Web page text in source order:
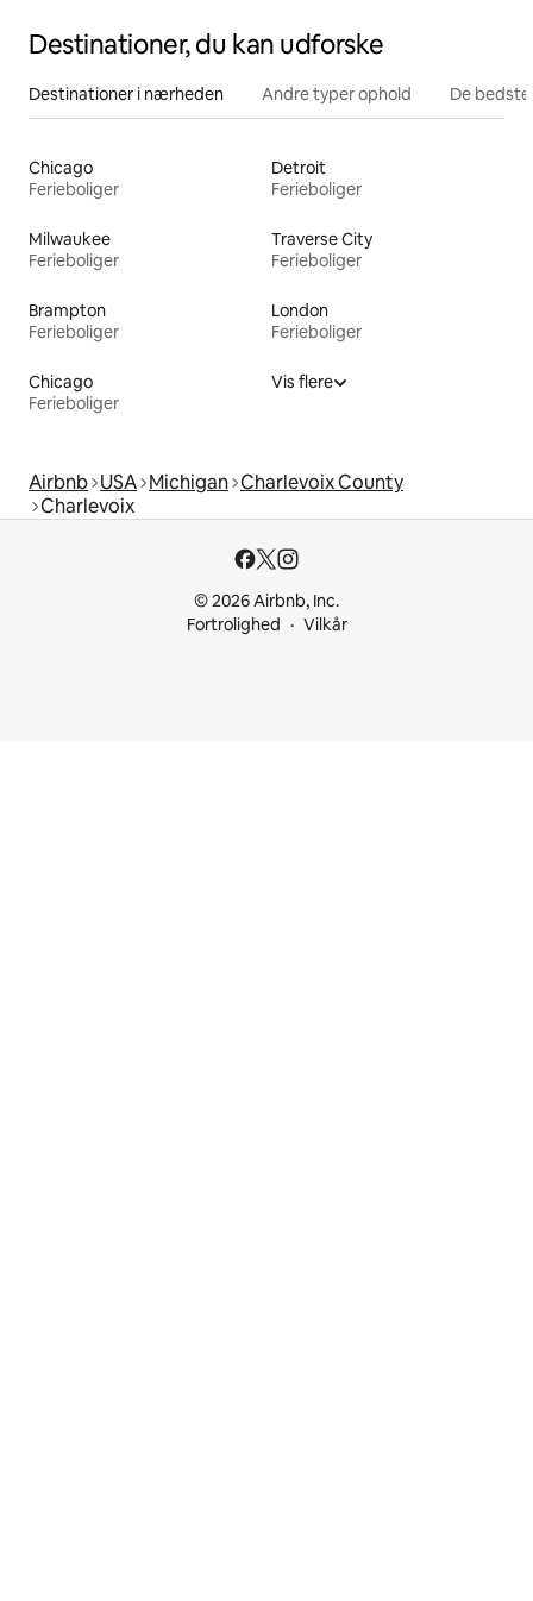
Destinationer, du kan udforske
Destinationer i nærheden Andre typer ophold De
Chicago
Ferieboliger
Detroit
Ferieboliger
Milwaukee
Ferieboliger
Traverse City
Ferieboliger
Brampton
Ferieboliger
London
Ferieboliger
Chicago
Ferieboliger
Vis flere
Airbnb USA Michigan Charlevoix County
Charlevoix
© 2026 Airbnb, Inc.
Fortrolighed
Vilkår